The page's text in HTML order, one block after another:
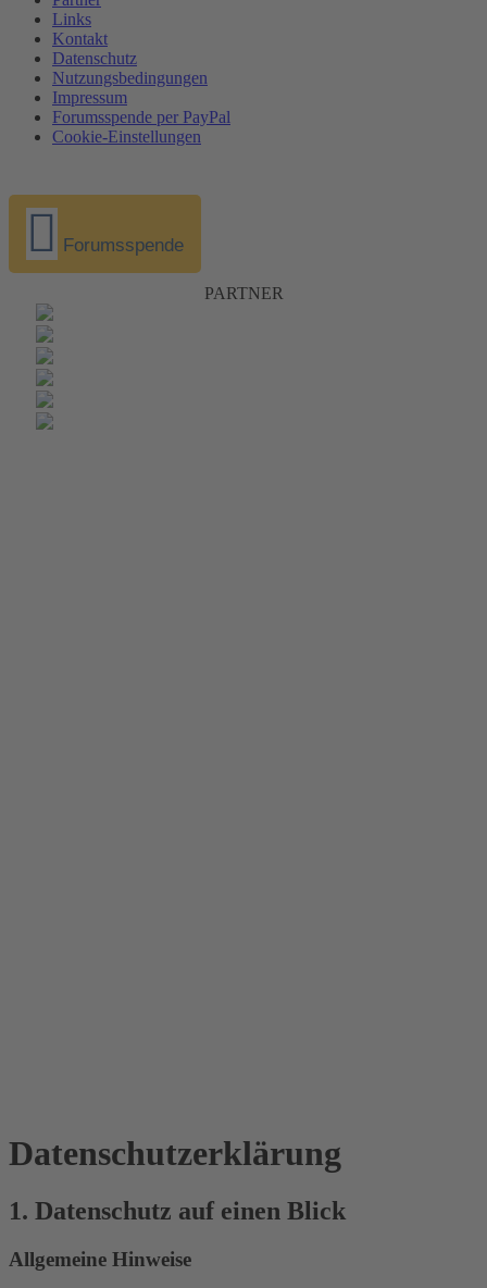
Links
Kontakt
Datenschutz
Nutzungsbedingungen
Impressum
Forumsspende per PayPal
Cookie-Einstellungen
Forumsspende
PARTNER
Datenschutz­erklärung
1. Datenschutz auf einen Blick
Allgemeine Hinweise